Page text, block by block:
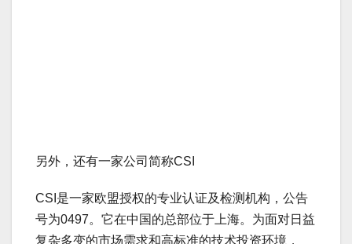
另外，还有一家公司简称CSI
CSI是一家欧盟授权的专业认证及检测机构，公告
号为0497。它在中国的总部位于上海。为面对日益
复杂多变的市场需求和高标准的技术投资环境，